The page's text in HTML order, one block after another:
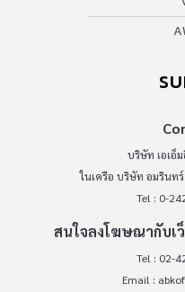
บริษัท เอเอ็
ในเครือ บริษัท อมรินท
Tel : 0-
สนใจลงโฆษณากับเ
Tel : 02-
Email :